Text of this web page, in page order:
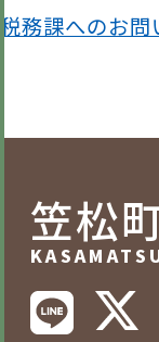
税務課へのお
笠松